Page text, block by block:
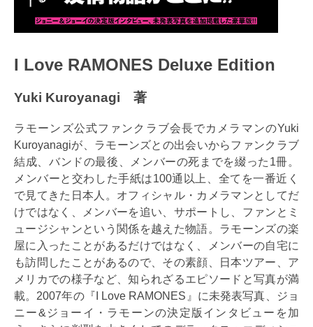
I Love RAMONES Deluxe Edition
Yuki Kuroyanagi 著
ラモーンズ公式ファンクラブ会長でカメラマンのYuki
Kuroyanagiが、ラモーンズとの出会いからファンクラブ
結成、バンドの最後、メンバーの死までを綴った1冊。
メンバーと交わした手紙は100通以上、全てを一番近く
で見てきた日本人。オフィシャル・カメラマンとしてだ
けではなく、メンバーを追い、サポートし、ファンとミ
ュージシャンという関係を越えた物語。ラモーンズの楽
屋に入ったことがあるだけではなく、メンバーの自宅に
も訪問したことがあるので、その素顔、日本ツアー、ア
メリカでの様子など、知られざるエピソードと写真が満
載。2007年の『I Love RAMONES』に未発表写真、ジョ
ニー&ジョーイ・ラモーンの決定版インタビューを加